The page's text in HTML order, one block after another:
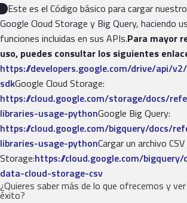
Este es el Código básico para cargar
Google Cloud Storage y Big Query, haciendo
funciones incluidas en sus APIs.Para mayor
uso, puedes consultar los siguientes
https://developers.google.com/drive/api/
sdkGoogle Cloud Storage:
https://cloud.google.com/storage/docs/
libraries-usage-pythonGoogle Big Query:
https://cloud.google.com/bigquery/docs/
libraries-usage-pythonCargar un archivo
Storage:https://cloud.google.com/
data-cloud-storage-csv
¿Quieres saber más de lo que ofrecemos y
éxito?